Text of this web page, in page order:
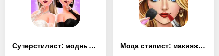
Суперстилист: модный образ Мода стилист: макияж, одевалки